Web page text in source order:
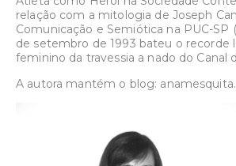
relação com a mitologia de Joseph
Comunicação e Semiótica na PUC-SP
de setembro de 1993 bateu o recorde
feminino da travessia a nado do Canal
A autora mantém o blog: